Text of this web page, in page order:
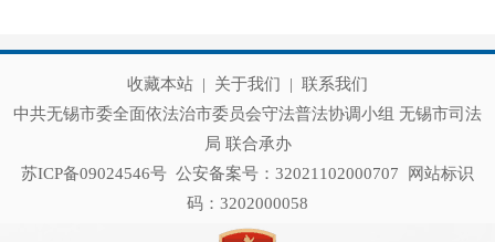
收藏本站 | 关于我们 | 联系我们
中共无锡市委全面依法治市委员会守法普法协调小组 无锡市司法
局 联合承办
苏ICP备09024546号 公安备案号：32021102000707 网站标识
码：3202000058